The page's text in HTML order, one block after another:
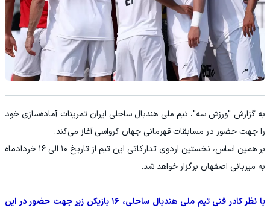
به گزارش "ورزش سه"، تیم ملی هندبال ساحلی ایران تمرینات آماده‌سازی خود
را جهت حضور در مسابقات قهرمانی جهان کرواسی آغاز می‌کند.
بر همین اساس، نخستین اردوی تدارکاتی این تیم از تاریخ ۱۰ الی ۱۶ خردادماه
به میزبانی اصفهان برگزار خواهد شد.
با نظر کادر فنی تیم ملی هندبال ساحلی، ۱۶ بازیکن زیر جهت حضور در این